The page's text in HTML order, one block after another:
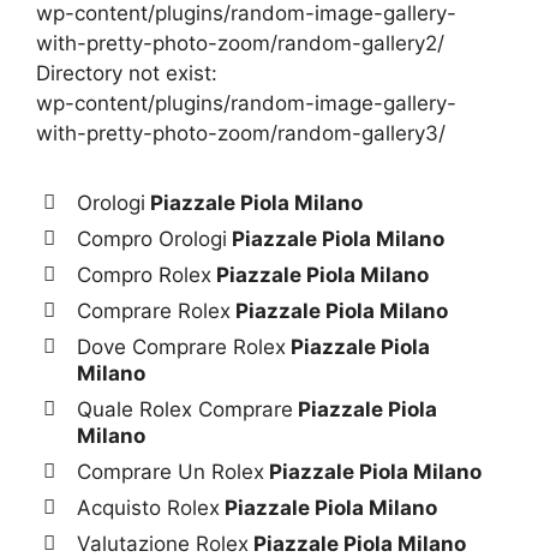
wp-content/plugins/random-image-gallery-
with-pretty-photo-zoom/random-gallery2/
Directory not exist:
wp-content/plugins/random-image-gallery-
with-pretty-photo-zoom/random-gallery3/
Orologi Piazzale Piola Milano
Compro Orologi Piazzale Piola Milano
Compro Rolex Piazzale Piola Milano
Comprare Rolex Piazzale Piola Milano
Dove Comprare Rolex Piazzale Piola
Milano
Quale Rolex Comprare Piazzale Piola
Milano
Comprare Un Rolex Piazzale Piola Milano
Acquisto Rolex Piazzale Piola Milano
Valutazione Rolex Piazzale Piola Milano